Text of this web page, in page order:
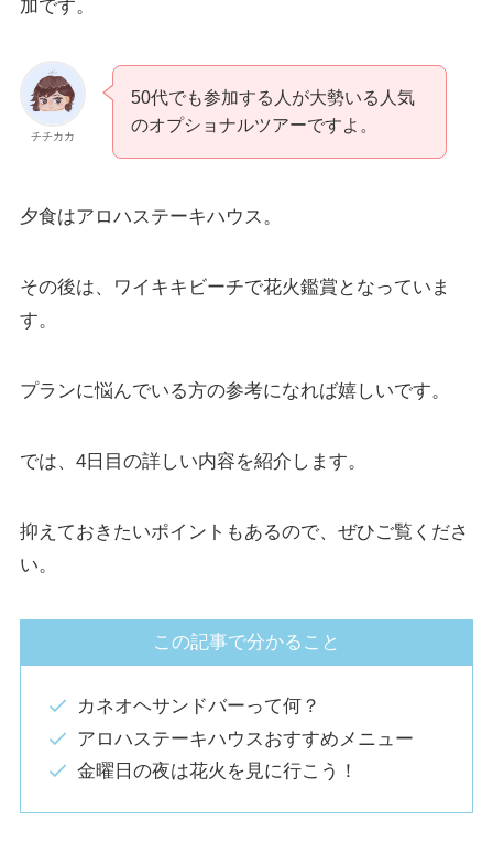
加です。
チチカカ
50代でも参加する人が大勢いる人気
のオプショナルツアーですよ。
夕食はアロハステーキハウス。
その後は、ワイキキビーチで花火鑑賞となっていま
す。
プランに悩んでいる方の参考になれば嬉しいです。
では、4日目の詳しい内容を紹介します。
抑えておきたいポイントもあるので、ぜひご覧くださ
い。
この記事で分かること
カネオヘサンドバーって何？
アロハステーキハウスおすすめメニュー
金曜日の夜は花火を見に行こう！